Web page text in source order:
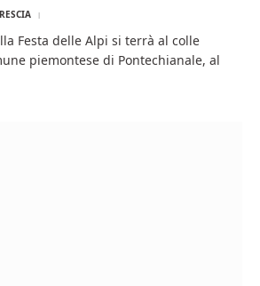
Festa delle Alpi si terrà al colle
piemontese di Pontechianale, al